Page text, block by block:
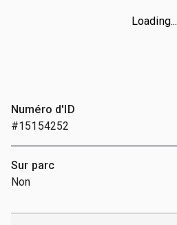
Loading...
Numéro d'ID
#15154252
Sur parc
Non